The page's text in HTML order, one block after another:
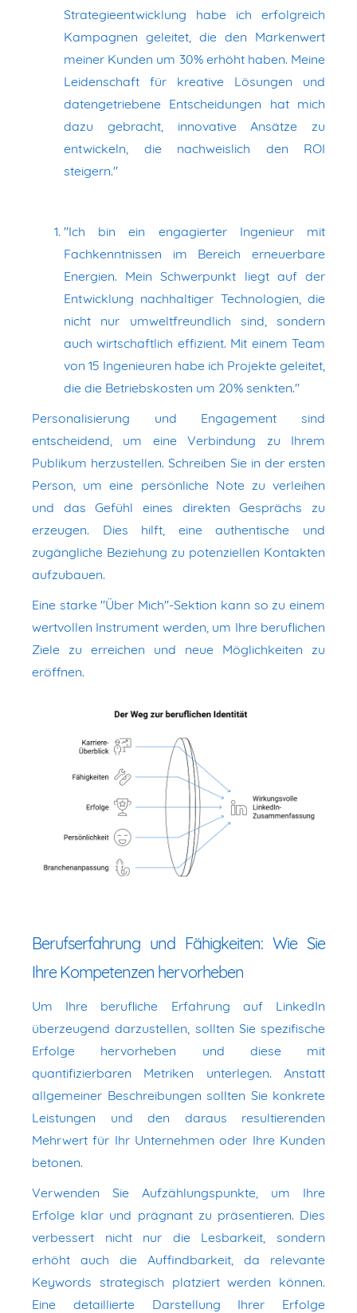
Strategieentwicklung habe ich erfolgreich
Kampagnen geleitet, die den Markenwert
meiner Kunden um 30% erhöht haben. Meine
Leidenschaft für kreative Lösungen und
datengetriebene Entscheidungen hat mich
dazu gebracht, innovative Ansätze zu
entwickeln, die nachweislich den ROI
steigern."
"Ich bin ein engagierter Ingenieur mit
Fachkenntnissen im Bereich erneuerbare
Energien. Mein Schwerpunkt liegt auf der
Entwicklung nachhaltiger Technologien, die
nicht nur umweltfreundlich sind, sondern
auch wirtschaftlich effizient. Mit einem Team
von 15 Ingenieuren habe ich Projekte geleitet,
die die Betriebskosten um 20% senkten."
Personalisierung und Engagement sind
entscheidend, um eine Verbindung zu Ihrem
Publikum herzustellen. Schreiben Sie in der ersten
Person, um eine persönliche Note zu verleihen
und das Gefühl eines direkten Gesprächs zu
erzeugen. Dies hilft, eine authentische und
zugängliche Beziehung zu potenziellen Kontakten
aufzubauen.
Eine starke "Über Mich"-Sektion kann so zu einem
wertvollen Instrument werden, um Ihre beruflichen
Ziele zu erreichen und neue Möglichkeiten zu
eröffnen.
Berufserfahrung und Fähigkeiten: Wie Sie
Ihre Kompetenzen hervorheben
Um Ihre berufliche Erfahrung auf LinkedIn
überzeugend darzustellen, sollten Sie spezifische
Erfolge hervorheben und diese mit
quantifizierbaren Metriken unterlegen. Anstatt
allgemeiner Beschreibungen sollten Sie konkrete
Leistungen und den daraus resultierenden
Mehrwert für Ihr Unternehmen oder Ihre Kunden
betonen.
Verwenden Sie Aufzählungspunkte, um Ihre
Erfolge klar und prägnant zu präsentieren. Dies
verbessert nicht nur die Lesbarkeit, sondern
erhöht auch die Auffindbarkeit, da relevante
Keywords strategisch platziert werden können.
Eine detaillierte Darstellung Ihrer Erfolge